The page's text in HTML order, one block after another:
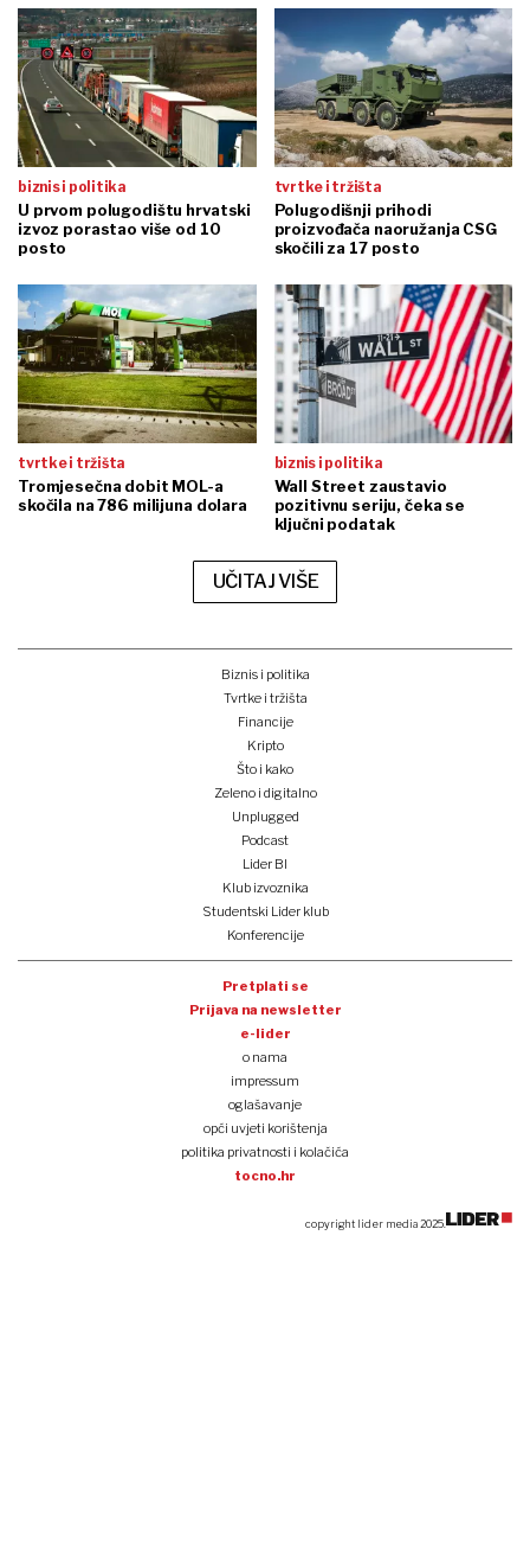
biznis i politika
U prvom polugodištu hrvatski
izvoz porastao više od 10
posto
tvrtke i tržišta
Polugodišnji prihodi
proizvođača naoružanja CSG
skočili za 17 posto
tvrtke i tržišta
Tromjesečna dobit MOL-a
skočila na 786 milijuna dolara
biznis i politika
Wall Street zaustavio
pozitivnu seriju, čeka se
ključni podatak
UČITAJ VIŠE
Biznis i politika
Tvrtke i tržišta
Financije
Kripto
Što i kako
Zeleno i digitalno
Unplugged
Podcast
Lider BI
Klub izvoznika
Studentski Lider klub
Konferencije
Pretplati se
Prijava na newsletter
e-lider
o nama
impressum
oglašavanje
opći uvjeti korištenja
politika privatnosti i kolačića
tocno.hr
copyright lider media 2025.